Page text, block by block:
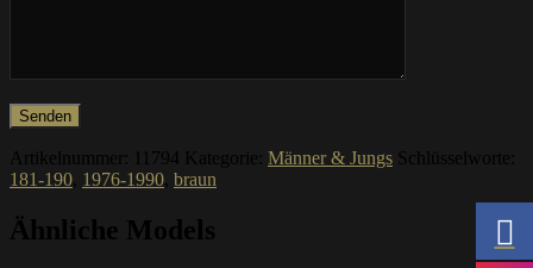
Artikelnummer: 11794 Kategorie: Männer & Jungs Schlüsselworte:
181-190 1976-1990 braun
Ähnliche Models